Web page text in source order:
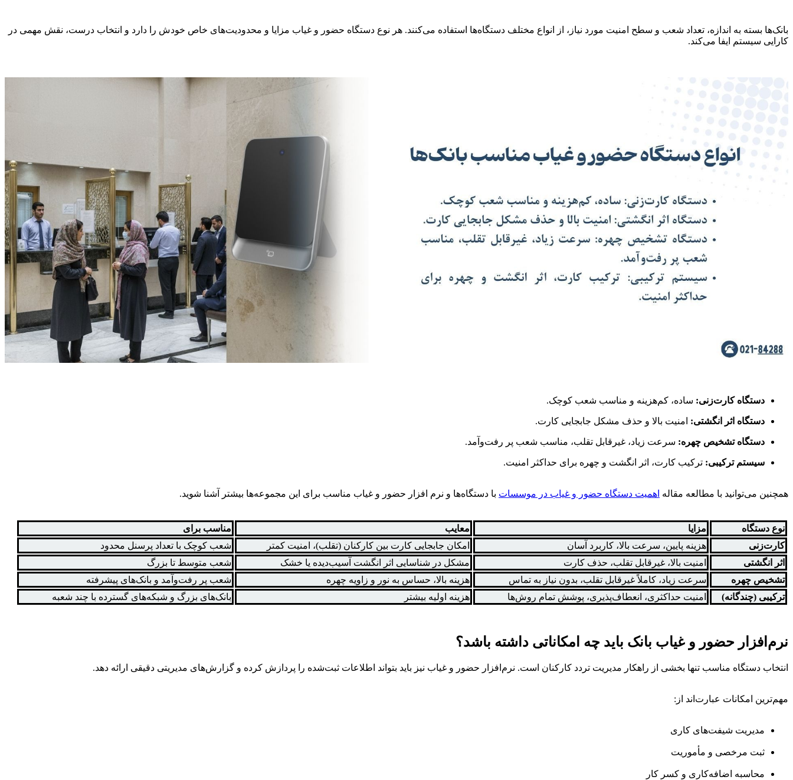
بانک‌ها بسته به اندازه، تعداد شعب و سطح امنیت مورد نیاز، از انواع مختلف دستگاه‌ها استفاده می‌کنند. هر نوع دستگاه حضور و غیاب مزایا و محدودیت‌های خاص خودش را دارد و انتخاب درست، نقش مهمی در
کارایی سیستم ایفا می‌کند.
دستگاه کارت‌زنی: ساده، کم‌هزینه و مناسب شعب کوچک.
دستگاه اثر انگشتی: امنیت بالا و حذف مشکل جابجایی کارت.
دستگاه تشخیص چهره: سرعت زیاد، غیرقابل تقلب، مناسب شعب پر رفت‌وآمد.
سیستم ترکیبی: ترکیب کارت، اثر انگشت و چهره برای حداکثر امنیت.
همچنین می‌توانید با مطالعه مقاله اهمیت دستگاه حضور و غیاب در موسسات با دستگاه‌ها و نرم افزار حضور و غیاب مناسب برای این مجموعه‌ها بیشتر آشنا شوید.
نوع دستگاه مزایا معایب
مناسب برای
کارت‌زنی
هزینه پایین، سرعت بالا، کاربرد آسان امکان جابجایی کارت بین کارکنان (تقلب)، امنیت کمتر
شعب کوچک با تعداد پرسنل محدود
اثر انگشتی
امنیت بالا، غیرقابل تقلب، حذف کارت مشکل در شناسایی اثر انگشت آسیب‌دیده یا خشک
شعب متوسط تا بزرگ
تشخیص چهره
سرعت زیاد، کاملاً غیرقابل تقلب، بدون نیاز به تماس هزینه بالا، حساس به نور و زاویه چهره
شعب پر رفت‌وآمد و بانک‌های پیشرفته
ترکیبی (چندگانه)
امنیت حداکثری، انعطاف‌پذیری، پوشش تمام روش‌ها هزینه اولیه بیشتر بانک‌های بزرگ و شبکه‌های گسترده با چند شعبه
نرم‌افزار حضور و غیاب بانک باید چه امکاناتی داشته باشد؟
انتخاب دستگاه مناسب تنها بخشی از راهکار مدیریت تردد کارکنان است. نرم‌افزار حضور و غیاب نیز باید بتواند اطلاعات ثبت‌شده را پردازش کرده و گزارش‌های مدیریتی دقیقی ارائه دهد.
مهم‌ترین امکانات عبارت‌اند از:
مدیریت شیفت‌های کاری
ثبت مرخصی و مأموریت
محاسبه اضافه‌کاری و کسر کار